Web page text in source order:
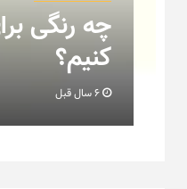
چه رنگی برای
کنیم؟